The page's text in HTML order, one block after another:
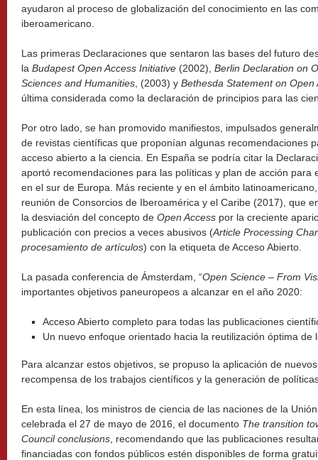
ayudaron al proceso de globalización del conocimiento en las
iberoamericano.
Las primeras Declaraciones que sentaron las bases del futuro
la Budapest Open Access Initiative (2002), Berlin Declaration on
Sciences and Humanities , (2003) y Bethesda Statement on Open
última considerada como la declaración de principios para las
Por otro lado, se han promovido manifiestos, impulsados
de revistas científicas que proponían algunas recomendaciones
acceso abierto a la ciencia. En España se podría citar la
aportó recomendaciones para las políticas y plan de acción para
en el sur de Europa. Más reciente y en el ámbito
reunión de Consorcios de Iberoamérica y el Caribe (2017), que
la desviación del concepto de Open Access por la creciente
publicación con precios a veces abusivos (Article Processing
procesamiento de artículos) con la etiqueta de Acceso Abierto.
La pasada conferencia de Ámsterdam, “Open Science – From
importantes objetivos paneuropeos a alcanzar en el año 2020:
Acceso Abierto completo para todas las publicaciones
Un nuevo enfoque orientado hacia la reutilización óptima de
Para alcanzar estos objetivos, se propuso la aplicación de
recompensa de los trabajos científicos y la generación de
En esta línea, los ministros de ciencia de las naciones de la
celebrada el 27 de mayo de 2016, el documento The transition
Council conclusions , recomendando que las publicaciones
financiadas con fondos públicos estén disponibles de forma